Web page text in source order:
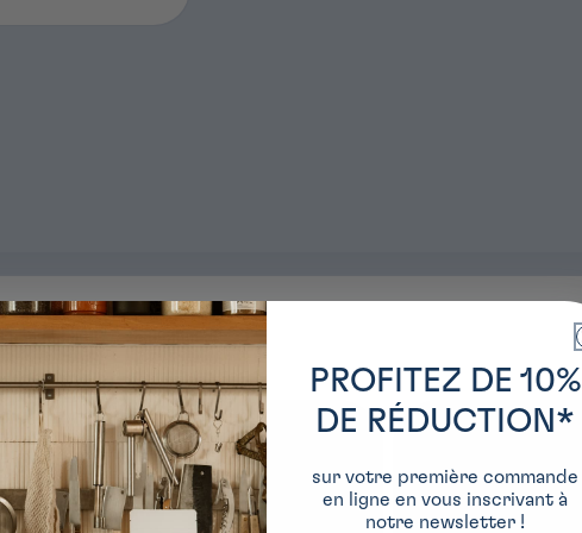
PROFITEZ DE 10%
DE RÉDUCTION*
sur votre première commande
en ligne en vous inscrivant à
notre newsletter !